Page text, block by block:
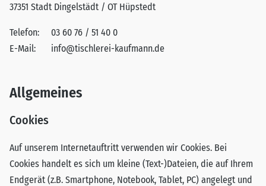
37351 Stadt Dingelstädt / OT Hüpstedt
Telefon:
03 60 76 / 51 40 0
E-Mail:
info@tischlerei-kaufmann.de
Allgemeines
Cookies
Auf unserem Internetauftritt verwenden wir Cookies. Bei
Cookies handelt es sich um kleine (Text-)Dateien, die auf Ihrem
Endgerät (z.B. Smartphone, Notebook, Tablet, PC) angelegt und